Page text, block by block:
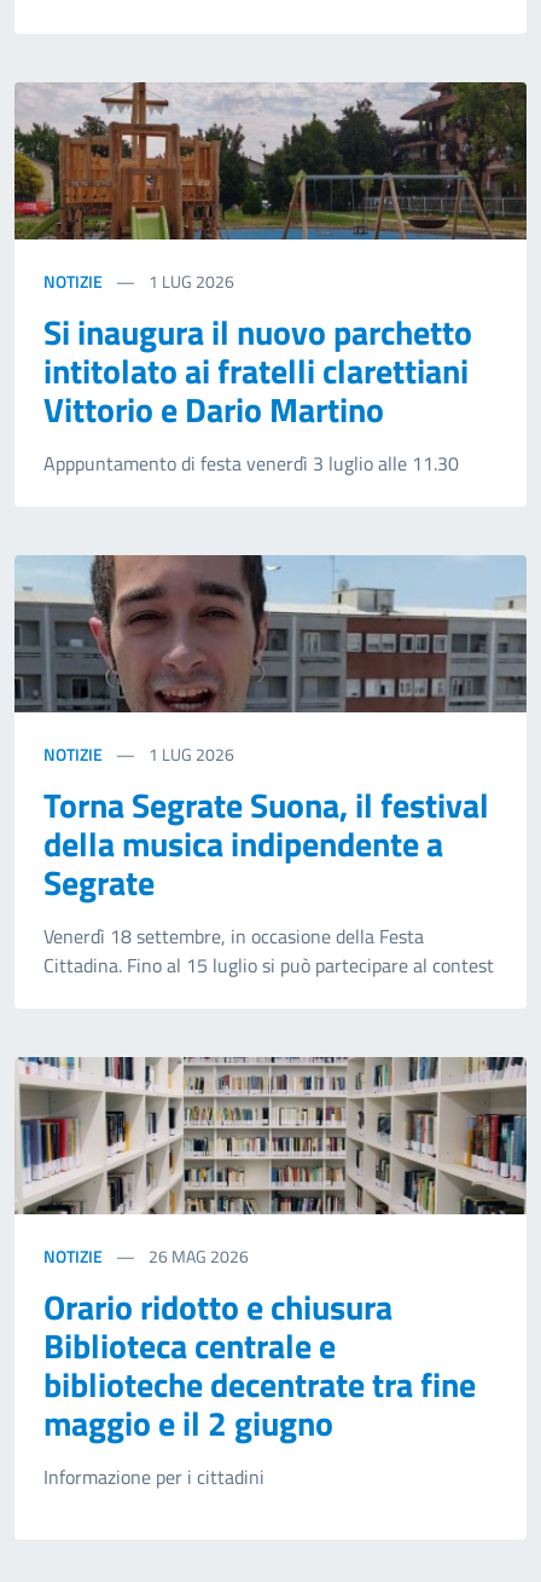
NOTIZIE 1 LUG 2026
Si inaugura il nuovo parchetto
intitolato ai fratelli clarettiani
Vittorio e Dario Martino
Apppuntamento di festa venerdì 3 luglio alle 11.30
NOTIZIE 1 LUG 2026
Torna Segrate Suona, il festival
della musica indipendente a
Segrate
Venerdì 18 settembre, in occasione della Festa
Cittadina. Fino al 15 luglio si può partecipare al contest
NOTIZIE 26MAG 2026
Orario ridotto e chiusura
Biblioteca centrale e
biblioteche decentrate tra fine
maggio e il 2 giugno
Informazione per i cittadini